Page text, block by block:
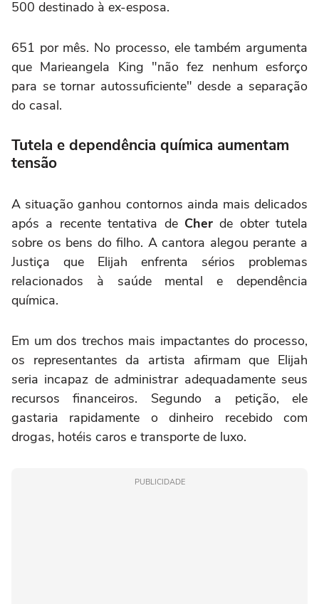
500 destinado à ex-esposa.
651 por mês. No processo, ele também argumenta
que Marieangela King "não fez nenhum esforço
para se tornar autossuficiente" desde a separação
do casal.
Tutela e dependência química aumentam
tensão
A situação ganhou contornos ainda mais delicados
após a recente tentativa de Cherde obter tutela
sobre os bens do filho. A cantora alegou perante a
Justiça que Elijah enfrenta sérios problemas
relacionados à saúde mental e dependência
química.
Em um dos trechos mais impactantes do processo,
os representantes da artista afirmam que Elijah
seria incapaz de administrar adequadamente seus
recursos financeiros. Segundo a petição, ele
gastaria rapidamente o dinheiro recebido com
drogas, hotéis caros e transporte de luxo.
PUBLICIDADE